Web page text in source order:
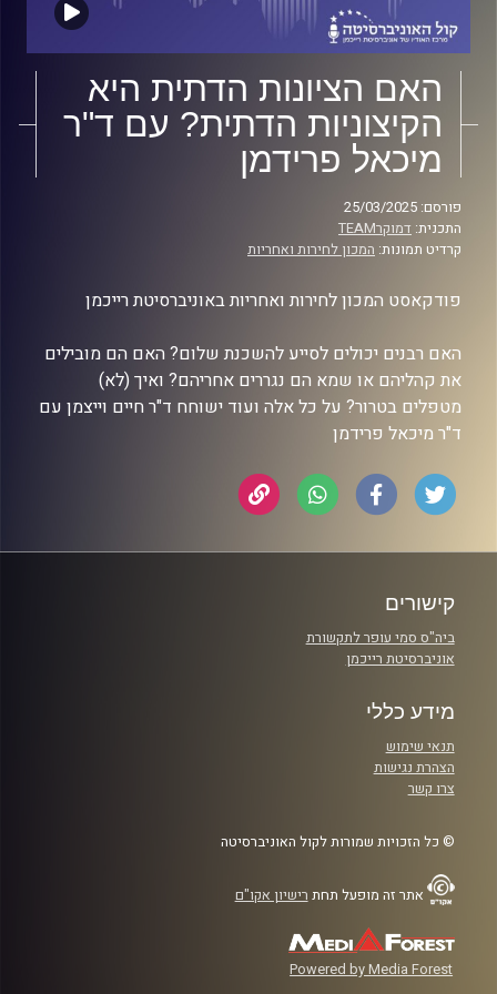
האם הציונות הדתית היא
הקיצוניות הדתית? עם ד"ר
מיכאל פרידמן
פורסם: 25/03/2025
התכנית: דמוקרTEAM
קרדיט תמונות: המכון לחירות ואחריות
פודקאסט המכון לחירות ואחריות באוניברסיטת רייכמן
האם רבנים יכולים לסייע להשכנת שלום? האם הם מובילים
את קהליהם או שמא הם נגררים אחריהם? ואיך (לא)
מטפלים בטרור? על כל אלה ועוד ישוחח ד"ר חיים וייצמן עם
ד"ר מיכאל פרידמן
קישורים
ביה"ס סמי עופר לתקשורת
אוניברסיטת רייכמן
מידע כללי
תנאי שימוש
הצהרת נגישות
צרו קשר
© כל הזכויות שמורות לקול האוניברסיטה
אתר זה מופעל תחת רישיון אקו"ם
Powered by Media Forest